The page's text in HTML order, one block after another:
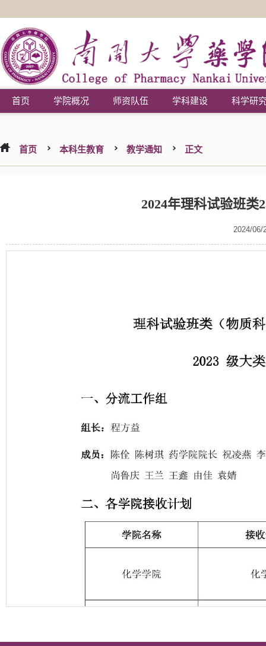
首页 学院概况 师资队伍 学科建设 科学研
首页 本科生教育 教学通知 正文
2024年理科试验班类
2024/06/